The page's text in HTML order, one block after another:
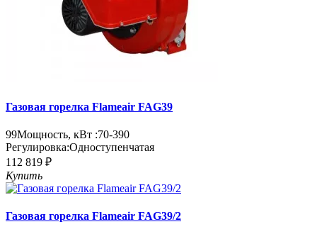
Газовая горелка Flameair FAG39
99Мощность, кВт :70-390
Регулировка:Одноступенчатая
112 819 ₽
Купить
Газовая горелка Flameair FAG39/2